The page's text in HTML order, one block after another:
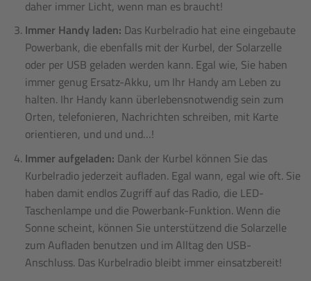
daher immer Licht, wenn man es braucht!
Immer Handy laden: Das Kurbelradio hat eine eingebaute
Powerbank, die ebenfalls mit der Kurbel, der Solarzelle
oder per USB geladen werden kann. Egal wie, Sie haben
immer genug Ersatz-Akku, um Ihr Handy am Leben zu
halten. Ihr Handy kann überlebensnotwendig sein zum
Orten, telefonieren, Nachrichten schreiben, mit Karte
orientieren, und und und…!
Immer aufgeladen: Dank der Kurbel können Sie das
Kurbelradio jederzeit aufladen. Egal wann, egal wie oft. Sie
haben damit endlos Zugriff auf das Radio, die LED-
Taschenlampe und die Powerbank-Funktion. Wenn die
Sonne scheint, können Sie unterstützend die Solarzelle
zum Aufladen benutzen und im Alltag den USB-
Anschluss. Das Kurbelradio bleibt immer einsatzbereit!